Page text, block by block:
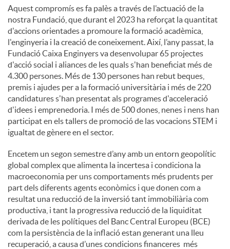
s
Aquest compromís es fa palès a través de l’actuació de la
nostra Fundació, que durant el 2023 ha reforçat la quantitat
d'accions orientades a promoure la formació acadèmica,
l'enginyeria i la creació de coneixement. Així, l’any passat, la
Fundació Caixa Enginyers va desenvolupar 65 projectes
d'acció social i aliances de les quals s'han beneficiat més de
4.300 persones. Més de 130 persones han rebut beques,
premis i ajudes per a la formació universitària i més de 220
candidatures s'han presentat als programes d'acceleració
d'idees i emprenedoria. I més de 500 dones, nenes i nens han
participat en els tallers de promoció de las vocacions STEM i
igualtat de gènere en el sector.
Encetem un segon semestre d’any amb un entorn geopolític
global complex que alimenta la incertesa i condiciona la
macroeconomia per uns comportaments més prudents per
part dels diferents agents econòmics i que donen com a
resultat una reducció de la inversió tant immobiliària com
productiva, i tant la progressiva reducció de la liquiditat
derivada de les polítiques del Banc Central Europeu (BCE)
com la persistència de la inflació estan generant una lleu
recuperació, a causa d’unes condicions financeres més